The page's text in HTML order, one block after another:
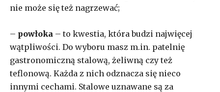
nie może się też nagrzewać;
– powłoka – to kwestia, która budzi najwięcej
wątpliwości. Do wyboru masz m.in. patelnię
gastronomiczną stalową, żeliwną czy też
teflonową. Każda z nich odznacza się nieco
innymi cechami. Stalowe uznawane są za